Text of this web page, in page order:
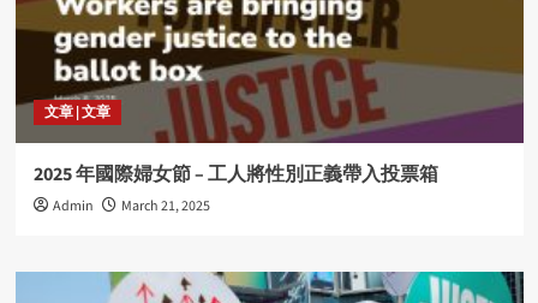
文章 | 文章
2025 年國際婦女節 – 工人將性別正義帶入投票箱
Admin March 21, 2025